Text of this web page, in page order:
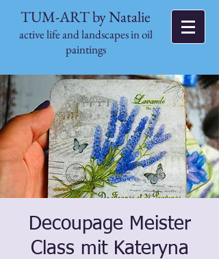
TUM-ART by Natalie
active life and landscapes in oil
paintings
Decoupage Meister
Class mit Kateryna